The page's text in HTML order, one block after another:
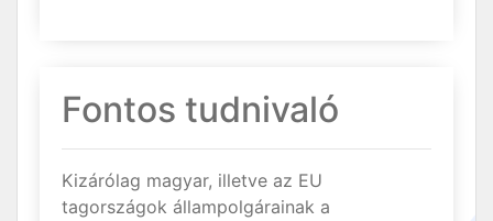
Fontos tudnivaló
Kizárólag magyar, illetve az EU
tagországok állampolgárainak a